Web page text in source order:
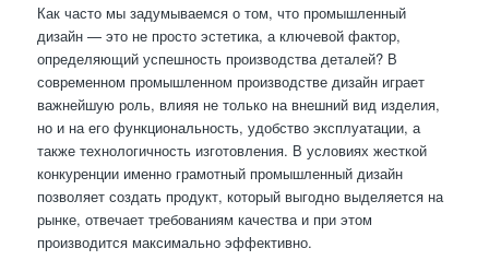
Как часто мы задумываемся о том, что промышленный
дизайн — это не просто эстетика, а ключевой фактор,
определяющий успешность производства деталей? В
современном промышленном производстве дизайн играет
важнейшую роль, влияя не только на внешний вид изделия,
но и на его функциональность, удобство эксплуатации, а
также технологичность изготовления. В условиях жесткой
конкуренции именно грамотный промышленный дизайн
позволяет создать продукт, который выгодно выделяется на
рынке, отвечает требованиям качества и при этом
производится максимально эффективно.